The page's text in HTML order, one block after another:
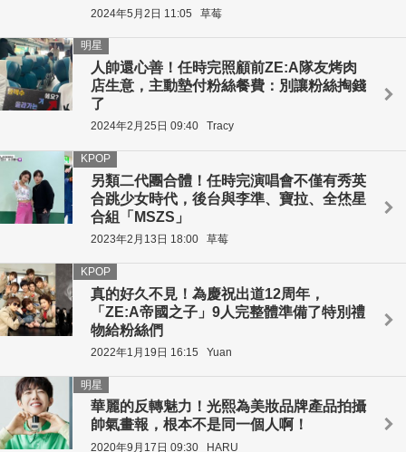
2024年5月2日 11:05 草莓
人帥還心善！任時完照顧前ZE:A隊友烤肉
店生意，主動墊付粉絲餐費：別讓粉絲掏錢
了
明星
2024年2月25日 09:40 Tracy
另類二代團合體！任時完演唱會不僅有秀英
合跳少女時代，後台與李準、寶拉、全烋星
合組「MSZS」
KPOP
2023年2月13日 18:00 草莓
真的好久不見！為慶祝出道12周年，
「ZE:A帝國之子」9人完整體準備了特別禮
物給粉絲們
KPOP
2022年1月19日 16:15 Yuan
華麗的反轉魅力！光熙為美妝品牌產品拍攝
帥氣畫報，根本不是同一個人啊！
明星
2020年9月17日 09:30 HARU